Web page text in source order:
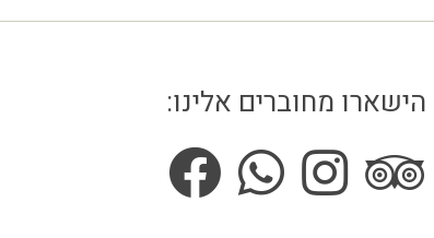
הישארו מחוברים אלינו: